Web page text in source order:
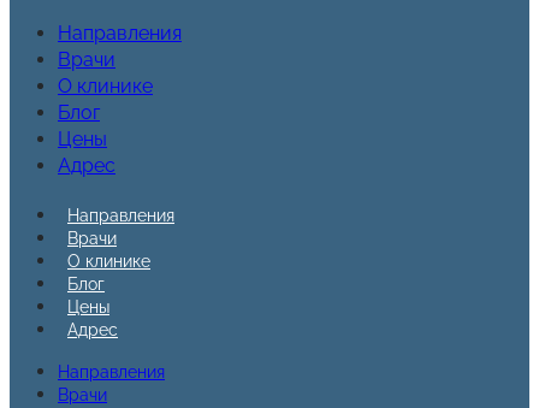
Направления
Врачи
О клинике
Блог
Цены
Адрес
Направления
Врачи
О клинике
Блог
Цены
Адрес
Направления
Врачи